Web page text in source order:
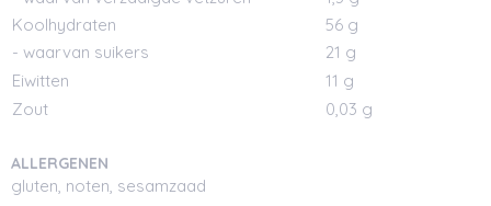
Koolhydraten
56 g
- waarvan suikers
21 g
Eiwitten
11 g
Zout
0,03 g
ALLERGENEN
gluten, noten, sesamzaad